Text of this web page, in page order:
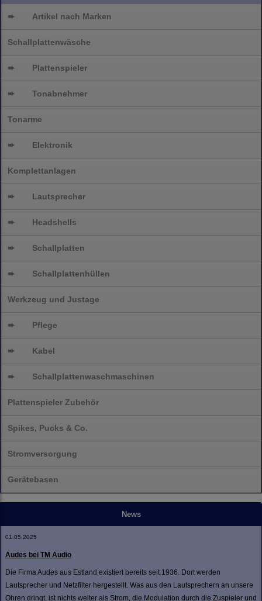
➨ Artikel nach Marken
Schallplattenwäsche
➨ Plattenspieler
➨ Tonabnehmer
Tonarme
➨ Elektronik
Komplettanlagen
➨ Lautsprecher
➨ Headshells
➨ Schallplatten
➨ Schallplattenhüllen
Werkzeug und Justage
➨ Pflege
➨ Kabel
➨ Schallplattenwaschmaschinen
Plattenspieler Zubehör
Spikes, Pucks & Co.
Stromversorgung
Gerätebasen
News
01.05.2025
Audes bei TM Audio
Die Firma Audes aus Estland existiert bereits seit 1936. Dort werden
Lautsprecher und Netzfilter hergestellt. Was aus den Lautsprechern an unsere
Ohren dringt, ist nichts weiter als Strom, die Modulation durch die Zuspieler und